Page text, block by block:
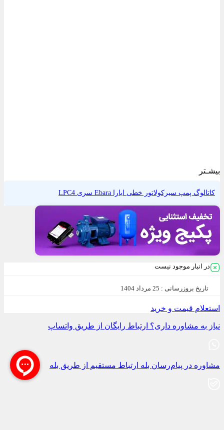
بیشـتر
کاتالوگ پمپ سیرکولاتور خطی ابارا Ebara سری LPC4
در انبار موجود نیست
تاریخ بروزرسانی : 25 مرداد 1404
استعلام قیمت و خرید
نیاز به مشاوره داری؟ ارتباط رایگان از طریق واتساپ
مشاوره در پیام‌رسان بله ارتباط مستقیم از طریق بله